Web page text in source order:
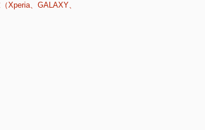
Xperia、GALAXY、